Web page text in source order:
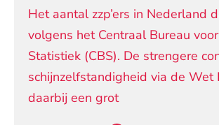
Het aantal zzp’ers in Nederland
volgens het Centraal Bureau
Statistiek (CBS). De strengere
schijnzelfstandigheid via de Wet
daarbij een grot